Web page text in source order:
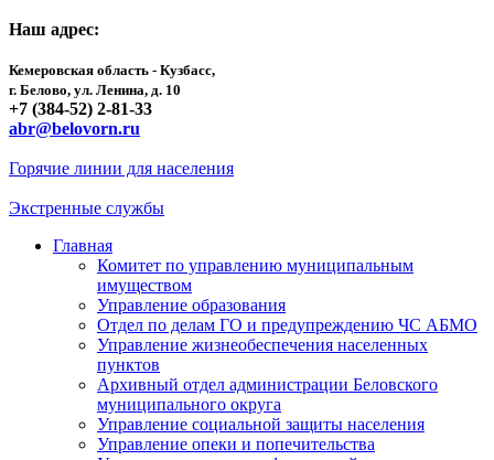
Наш адрес:
Кемеровская область - Кузбасс,
г. Белово, ул. Ленина, д. 10
+7 (384-52) 2-81-33
abr@belovorn.ru
Горячие линии для населения
Экстренные службы
Главная
Комитет по управлению муниципальным
имуществом
Управление образования
Отдел по делам ГО и предупреждению ЧС АБМО
Управление жизнеобеспечения населенных
пунктов
Архивный отдел администрации Беловского
муниципального округа
Управление социальной защиты населения
Управление опеки и попечительства